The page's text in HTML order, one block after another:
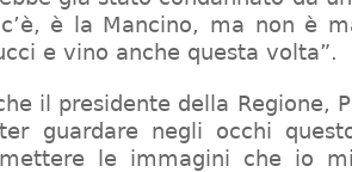
è la Mancino, ma non è
e vino anche questa volta”.
il presidente della Regione,
guardare negli occhi
le immagini che io